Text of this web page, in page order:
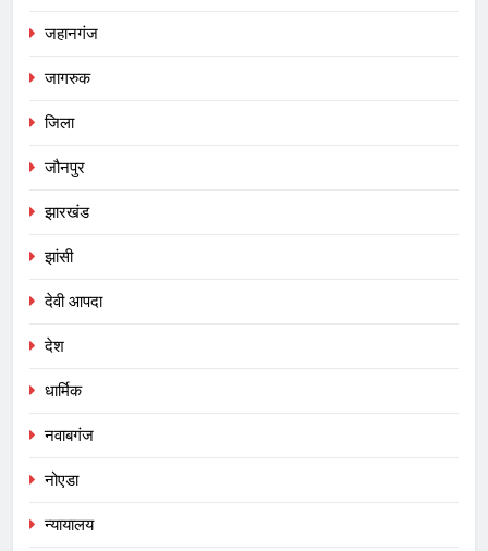
जहानगंज
जागरुक
जिला
जौनपुर
झारखंड
झांसी
देवी आपदा
देश
धार्मिक
नवाबगंज
नोएडा
न्यायालय